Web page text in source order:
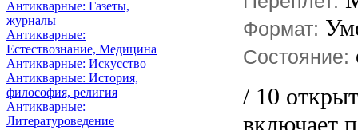
Антикварные: Газеты,
журналы
Антикварные:
Естествознание, Медицина
Антикварные: Искусство
Антикварные: История,
философия, религия
Антикварные:
Литературоведение
Формат:
Состояние:
/ 10
включает